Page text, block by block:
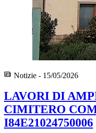
Notizie - 15/05/2026
LAVORI DI
CIMITERO
I84E21024750006